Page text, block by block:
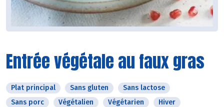
Entrée végétale au faux gras
Plat principal Sans gluten
Sans lactose
Sans porc
Végétalien Végétarien Hiver